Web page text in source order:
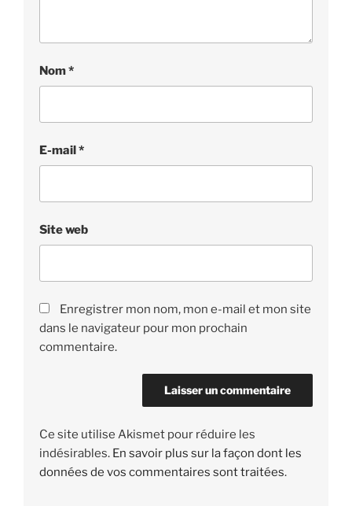
Nom*
E-mail*
Site web
Enregistrer mon nom, mon e-mail et mon site
dans le navigateur pour mon prochain
commentaire.
Ce site utilise Akismet pour réduire les
indésirables. En savoir plus sur la façon dont les
données de vos commentaires sont traitées.